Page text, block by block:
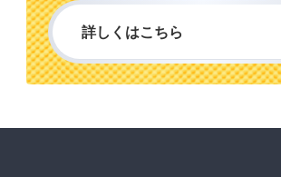
詳しくはこちら